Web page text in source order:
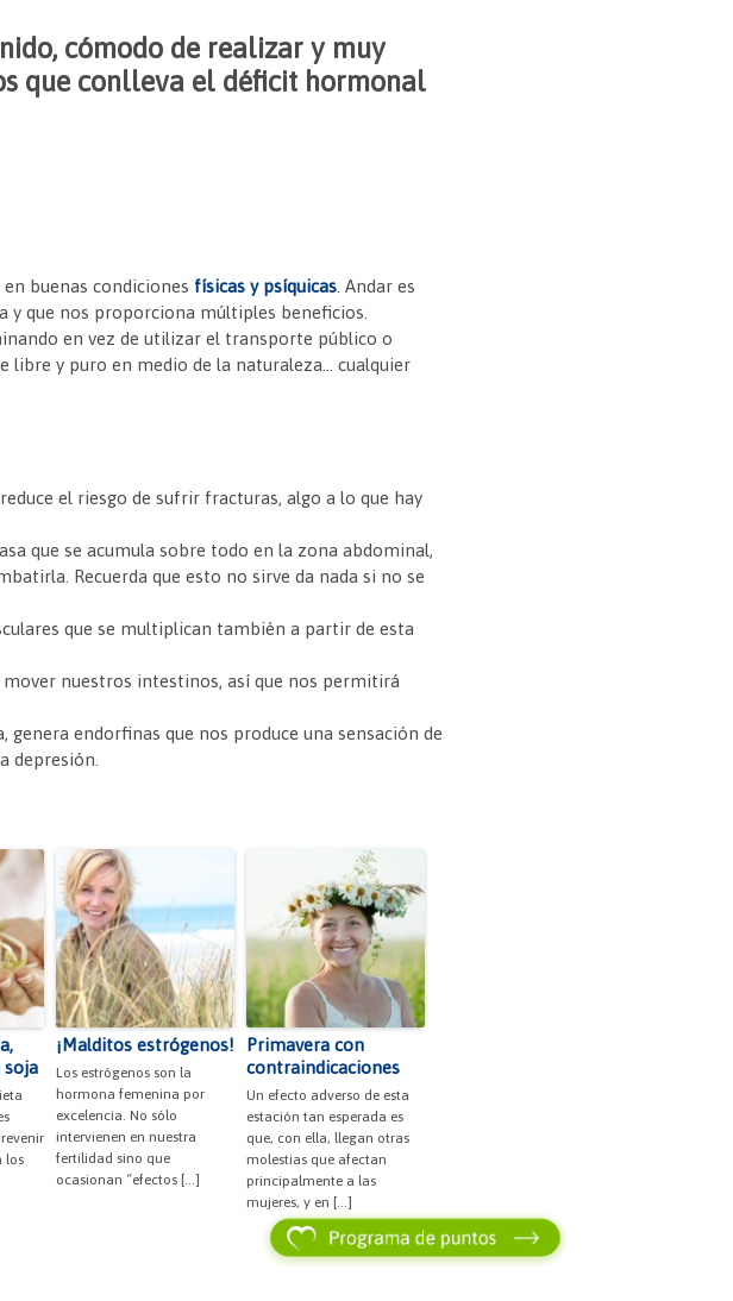
cómodo de realizar y muy
que conlleva el déficit hormonal
buenas condiciones físicas y psíquicas . Andar es
y que nos proporciona múltiples beneficios.
en vez de utilizar el transporte público o
libre y puro en medio de la naturaleza… cualquier
el riesgo de sufrir fracturas, algo a lo que hay
que se acumula sobre todo en la zona abdominal,
Recuerda que esto no sirve da nada si no se
que se multiplican también a partir de esta
nuestros intestinos, así que nos permitirá
genera endorfinas que nos produce una sensación de
depresión.
soja
los
¡Malditos estrógenos!
Los estrógenos son la
hormona femenina por
excelencia. No sólo
intervienen en nuestra
fertilidad sino que
ocasionan “efectos […]
Primavera con
contraindicaciones
Un efecto adverso de esta
estación tan esperada es
que, con ella, llegan otras
molestias que afectan
principalmente a las
mujeres, y en […]